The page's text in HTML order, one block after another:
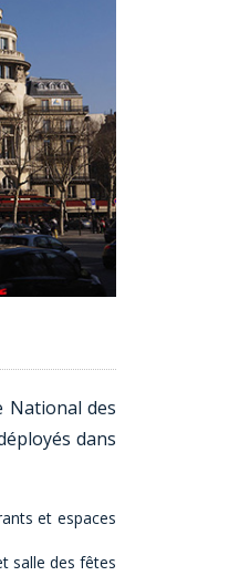
National des
dans
et espaces
salle des fêtes